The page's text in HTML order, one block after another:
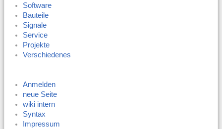
Software
Bauteile
Signale
Service
Projekte
Verschiedenes
Anmelden
neue Seite
wiki intern
Syntax
Impressum